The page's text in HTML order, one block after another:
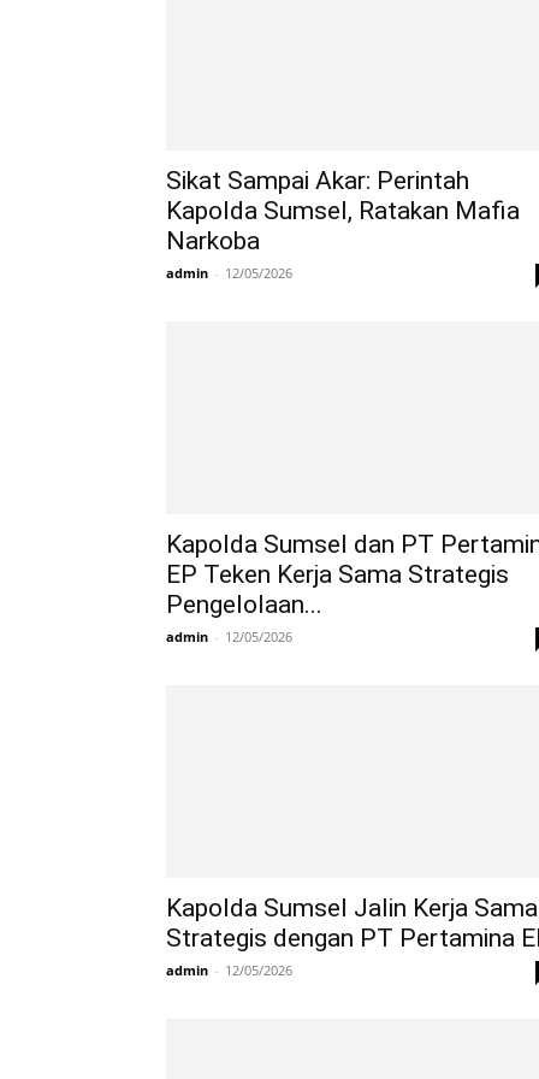
Sikat Sampai Akar: Perintah
Kapolda Sumsel, Ratakan Mafia
Narkoba
admin - 12/05/2026
Kapolda Sumsel dan PT
EP Teken Kerja Sama Strategis
Pengelolaan...
admin - 12/05/2026
Kapolda Sumsel Jalin Kerja Sama
Strategis dengan PT Pertamina
admin - 12/05/2026